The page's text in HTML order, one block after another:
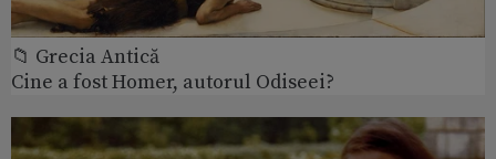
📁 Grecia Antică
Cine a fost Homer, autorul Odiseei?